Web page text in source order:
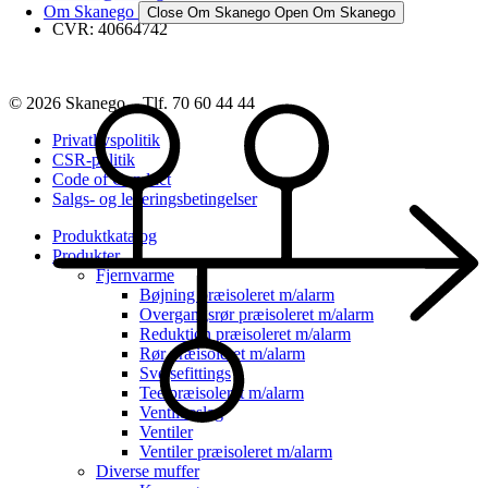
Om Skanego Close Om Skanego Open Om Skanego
CVR: 40664742
© 2026 Skanego – Tlf. 70 60 44 44
Privatlivspolitik
CSR-politik
Code of Conduct
Salgs- og leveringsbetingelser
Produktkatalog
Produkter
Fjernvarme
Bøjning præisoleret m/alarm
Overgangsrør præisoleret m/alarm
Reduktion præisoleret m/alarm
Rør præisoleret m/alarm
Svejsefittings
Tee præisoleret m/alarm
Ventilbeslag
Ventiler
Ventiler præisoleret m/alarm
Diverse muffer